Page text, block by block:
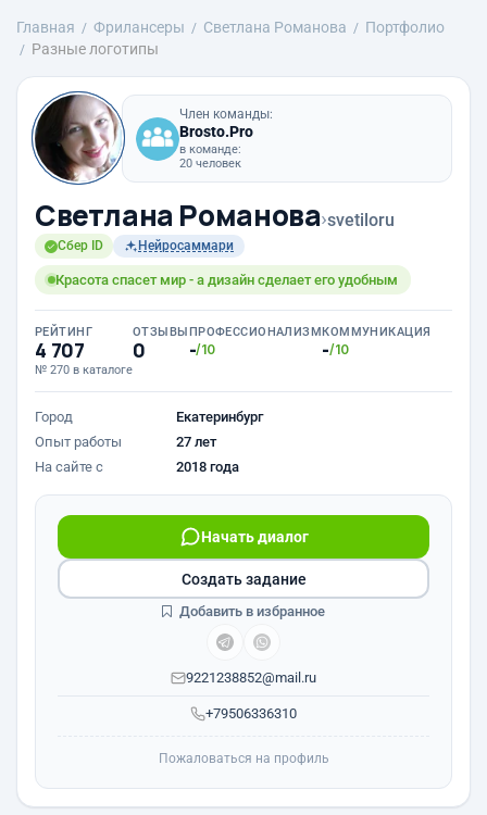
Главная Фрилансеры Светлана Романова
Портфолио
Разные логотипы
Член команды:
Brosto.Pro
в команде:
20 человек
Светлана Романова›svetiloru
Сбер ID Нейросаммари
Красота спасет мир - а дизайн сделает его удобным
РЕЙТИНГ
4 707
№ 270 в каталоге
ОТЗЫВЫ
0
ПРОФЕССИОНАЛИЗМ
-/10
КОММУНИКАЦИЯ
-/10
Город
Екатеринбург
Опыт работы
27 лет
На сайте с
2018 года
+79506336310
Начать диалог
9221238852@mail.ru
Создать задание
Добавить в избранное
Пожаловаться на профиль